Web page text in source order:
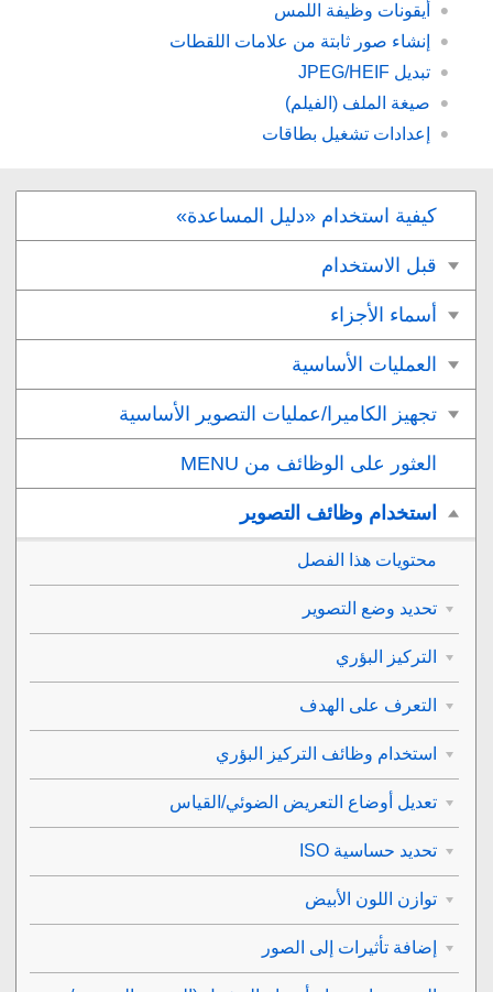
أيقونات وظيفة اللمس
إنشاء صور ثابتة من علامات اللقطات
تبديل JPEG/HEIF‎‏
صيغة الملف (الفيلم)
إعدادات تشغيل بطاقات
كيفية استخدام «دليل المساعدة»
قبل الاستخدام
أسماء الأجزاء
العمليات الأساسية
تجهيز الكاميرا/عمليات التصوير الأساسية
العثور على الوظائف من MENU
استخدام وظائف التصوير
محتويات هذا الفصل
تحديد وضع التصوير
التركيز البؤري
التعرف على الهدف
استخدام وظائف التركيز البؤري
تعديل أوضاع التعريض الضوئي/القياس
تحديد حساسية ISO
توازن اللون الأبيض
إضافة تأثيرات إلى الصور